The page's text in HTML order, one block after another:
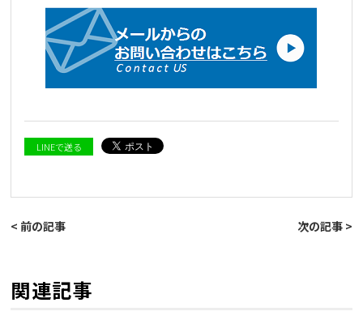
LINEで送る
< 前の記事 次の記事 >
関連記事